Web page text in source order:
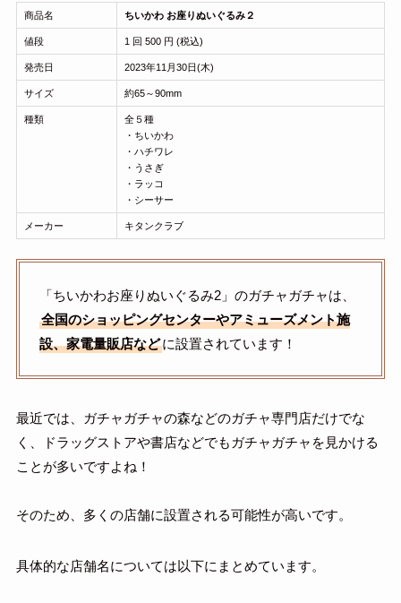
商品名 ちいかわ お座りぬいぐるみ２
値段 1 回 500 円 (税込)
発売日 2023年11月30日(木)
サイズ 約65～90mm
種類
全５種
・ちいかわ
・ハチワレ
・うさぎ
・ラッコ
・シーサー
メーカー キタンクラブ
「ちいかわお座りぬいぐるみ2」のガチャガチャは、
全国のショッピングセンターやアミューズメント施
設、家電量販店などに設置されています！
最近では、ガチャガチャの森などのガチャ専門店だけでな
く、ドラッグストアや書店などでもガチャガチャを見かける
ことが多いですよね！
そのため、多くの店舗に設置される可能性が高いです。
具体的な店舗名については以下にまとめています。